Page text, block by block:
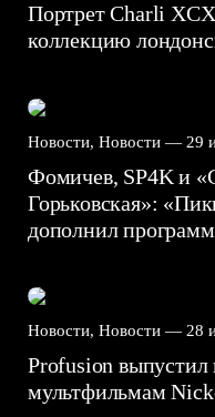
Портрет Charli
коллекцию
Новости, Новости — 29
Фомичев, SP4K и
Горьковская»:
дополнил
Новости, Новости — 28
Profusion выпустил
мультфильмам